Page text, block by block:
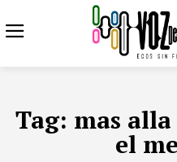
Tag: mas
el